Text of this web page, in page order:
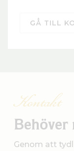
GÅ TILL
Kontakt
Behöver
Genom att